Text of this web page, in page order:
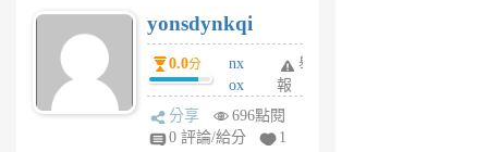
6
個
月
前
yonsdynkqi
0.0分
nx
ox
rh
pe
舉
報
分享
696點閱
0 評論/給分
1